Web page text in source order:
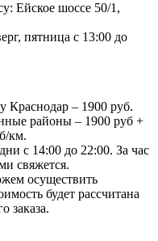
Ейское шоссе 50/1,
пятница с 13:00 до
Краснодар – 1900 руб.
районы – 1900 руб +
км.
с 14:00 до 22:00. За час
свяжется.
осуществить
будет рассчитана
заказа.